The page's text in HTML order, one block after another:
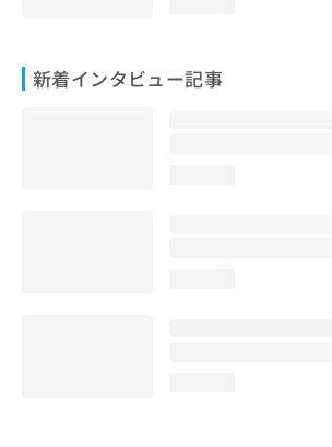
新着インタビュー記事